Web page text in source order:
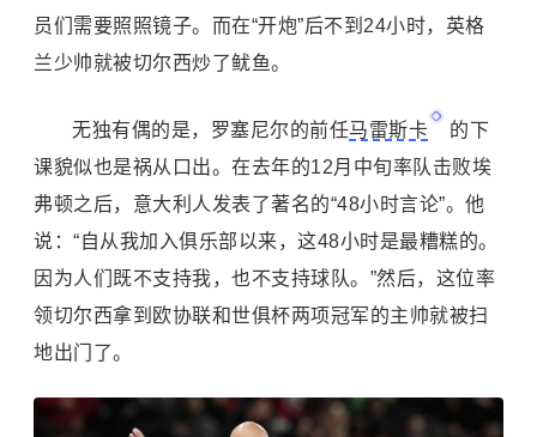
员们需要照照镜子。而在“开炮”后不到24小时，英格
兰少帅就被切尔西炒了鱿鱼。
无独有偶的是，罗塞尼尔的前任马雷斯卡
的下
课貌似也是祸从口出。在去年的12月中旬率队击败埃
弗顿之后，意大利人发表了著名的“48小时言论”。他
说：“自从我加入俱乐部以来，这48小时是最糟糕的。
因为人们既不支持我，也不支持球队。”然后，这位率
领切尔西拿到欧协联和世俱杯两项冠军的主帅就被扫
地出门了。